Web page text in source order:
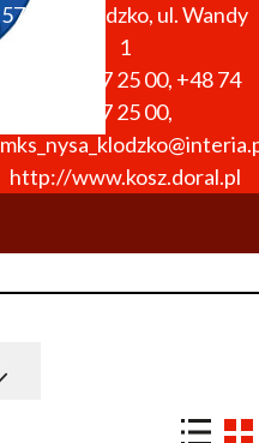
57-300 Kłodzko, ul. Wandy
1
+48 74 867 25 00, +48 74
867 25 00,
http://www.kosz.doral.pl